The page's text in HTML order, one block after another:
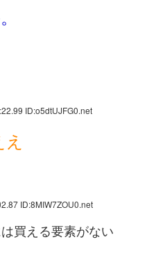
ID:o5dtUJFG0.net
ID:8MIW7ZOU0.net
買える要素がない